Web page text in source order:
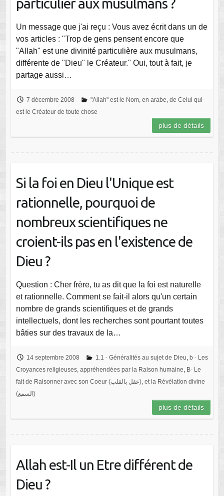
particulier aux musulmans ?
Un message que j'ai reçu : Vous avez écrit dans un de
vos articles : "Trop de gens pensent encore que
"Allah" est une divinité particulière aux musulmans,
différente de "Dieu" le Créateur." Oui, tout à fait, je
partage aussi…
7 décembre 2008
"Allah" est le Nom, en arabe, de Celui qui
est le Créateur de toute chose
plus de détails
Si la foi en Dieu l'Unique est
rationnelle, pourquoi de
nombreux scientifiques ne
croient-ils pas en l'existence de
Dieu ?
Question : Cher frère, tu as dit que la foi est naturelle
et rationnelle. Comment se fait-il alors qu'un certain
nombre de grands scientifiques et de grands
intellectuels, dont les recherches sont pourtant toutes
bâties sur des travaux de la…
14 septembre 2008 1.1 - Généralités au sujet de Dieu, b - Les
Croyances religieuses, appréhendées par la Raison humaine, B- Le
fait de Raisonner avec son Coeur (عقل بالقلب), et la Révélation divine
(السمع)
plus de détails
Allah est-Il un Etre différent de
Dieu ?